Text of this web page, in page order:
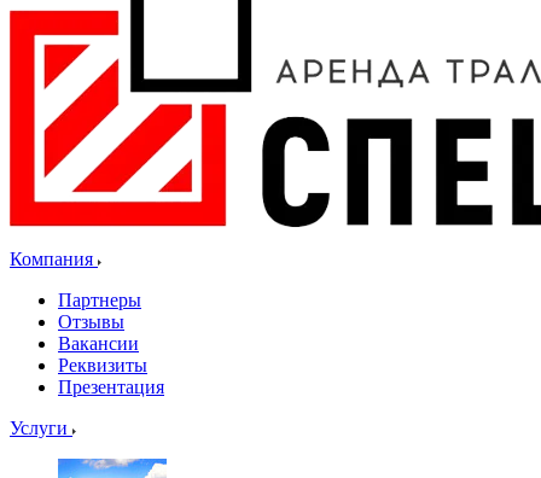
Компания
Партнеры
Отзывы
Вакансии
Реквизиты
Презентация
Услуги